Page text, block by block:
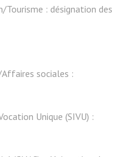
Tourisme : désignation des
sociales :
Unique (SIVU) :